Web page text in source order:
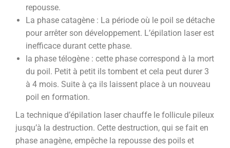
repousse.
La phase catagène : La période où le poil se détache
pour arrêter son développement. L’épilation laser est
inefficace durant cette phase.
la phase télogène : cette phase correspond à la mort
du poil. Petit à petit ils tombent et cela peut durer 3
à 4 mois. Suite à ça ils laissent place à un nouveau
poil en formation.
La technique d’épilation laser chauffe le follicule pileux
jusqu’à la destruction. Cette destruction, qui se fait en
phase anagène, empêche la repousse des poils et